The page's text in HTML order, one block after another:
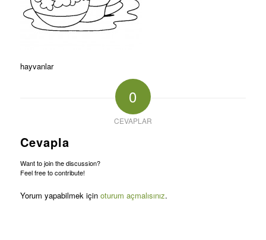
hayvanlar
0
CEVAPLAR
Cevapla
Want to join the discussion?
Feel free to contribute!
Yorum yapabilmek için oturum açmalısınız.